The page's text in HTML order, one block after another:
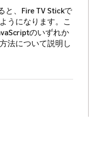
と、Fire TV Stickで
うになります。
こ
のいずれか
法について説明し
ップ